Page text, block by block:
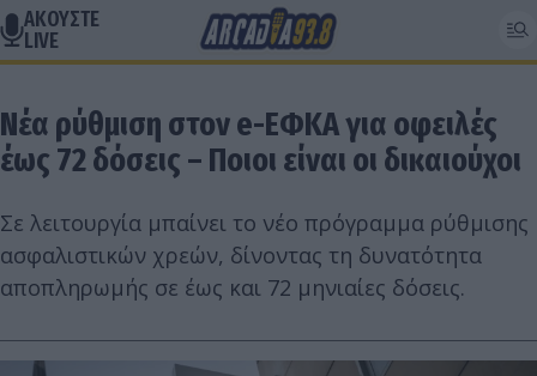
ΑΚΟΥΣΤΕ
LIVE
Νέα ρύθμιση στον e-ΕΦΚΑ για οφειλές
έως 72 δόσεις – Ποιοι είναι οι δικαιούχοι
Σε λειτουργία μπαίνει το νέο πρόγραμμα ρύθμισης
ασφαλιστικών χρεών, δίνοντας τη δυνατότητα
αποπληρωμής σε έως και 72 μηνιαίες δόσεις.